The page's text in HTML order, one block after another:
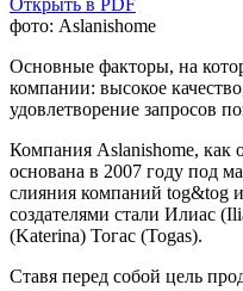
фото: Aslanishome
Основные факторы, на
компании: высокое
удовлетворение запросов
Компания Aslanishome, как
основана в 2007 году под
слияния компаний tog&tog
создателями стали Илиас
(Katerina) Тогас (Togas).
Ставя перед собой цель